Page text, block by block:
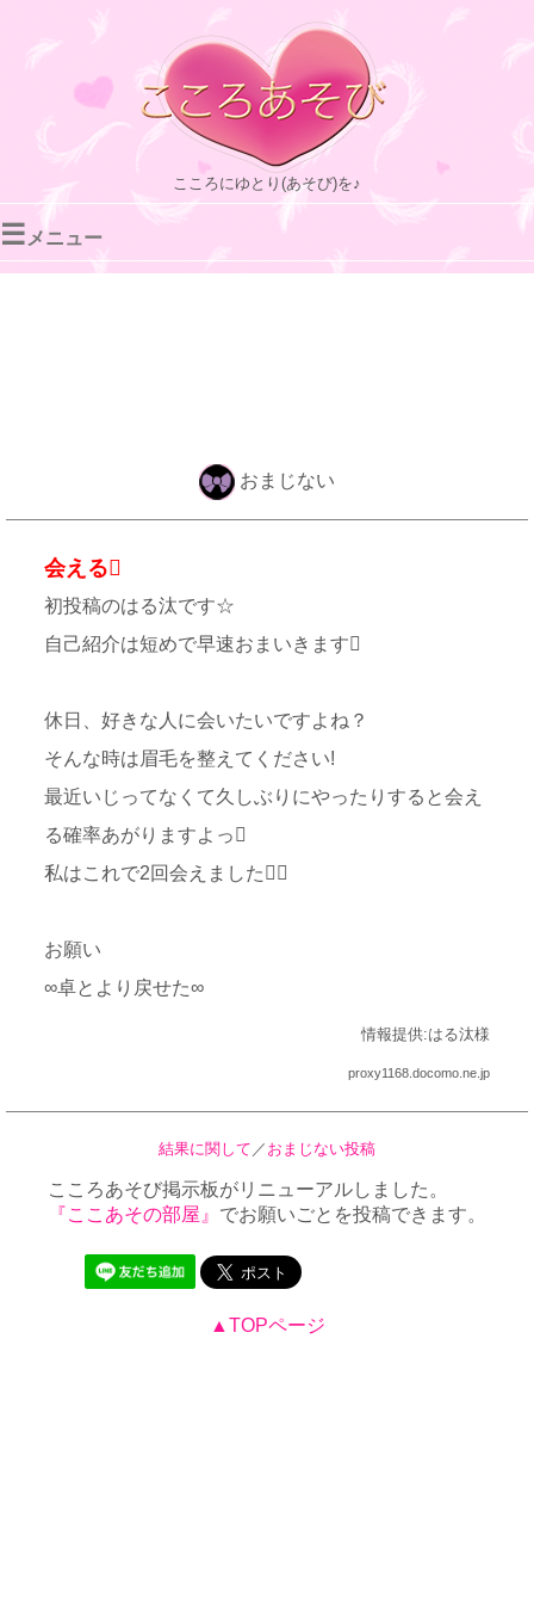
こころにゆとり(あそび)を♪
☰ メニュー
おまじない
会える
初投稿のはる汰です☆
自己紹介は短めで早速おまいきます
休日、好きな人に会いたいですよね？
そんな時は眉毛を整えてください!
最近いじってなくて久しぶりにやったりすると会え
る確率あがりますよっ
私はこれで2回会えました
お願い
∞卓とより戻せた∞
情報提供:はる汰様
proxy1168.docomo.ne.jp
結果に関して ／ おまじない投稿
こころあそび掲示板がリニューアルしました。
『ここあその部屋』 でお願いごとを投稿できます。
▲TOPページ